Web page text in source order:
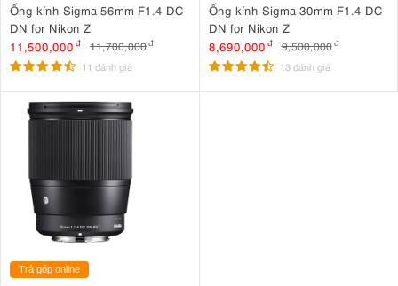
Ống kính Sigma 56mm F1.4 DC
DN for Nikon Z
11,500,000 đ 11,700,000đ
11 đánh giá
Ống kính Sigma 30mm F1.4 DC
DN for Nikon Z
8,690,000 đ 9,500,000 đ
13 đánh giá
Trả góp online